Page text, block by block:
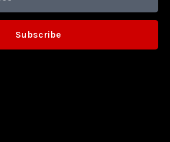
Subscribe